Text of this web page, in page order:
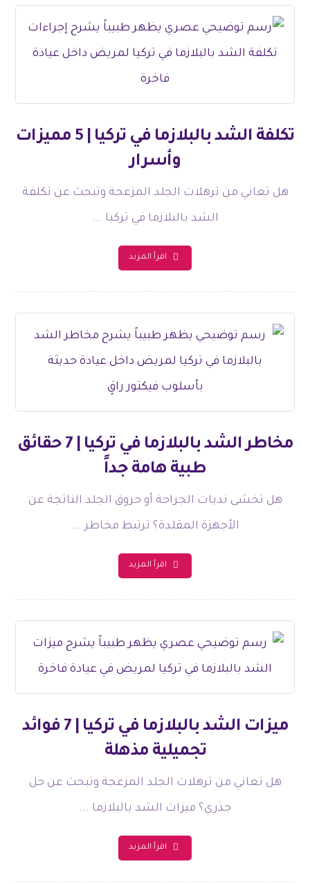
تكلفة الشد بالبلازما في تركيا | 5 مميزات
وأسرار
هل تعاني من ترهلات الجلد المزعجة وتبحث عن تكلفة
الشد بالبلازما في تركيا ...
اقرأ المزيد
مخاطر الشد بالبلازما في تركيا | 7 حقائق
طبية هامة جداً
هل تخشى ندبات الجراحة أو حروق الجلد الناتجة عن
الأجهزة المقلدة؟ ترتبط مخاطر ...
اقرأ المزيد
ميزات الشد بالبلازما في تركيا | 7 فوائد
تجميلية مذهلة
هل تعاني من ترهلات الجلد المزعجة وتبحث عن حل
جذري؟ ميزات الشد بالبلازما ...
اقرأ المزيد